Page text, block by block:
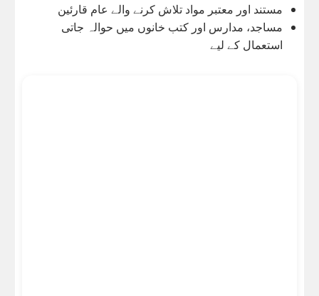
مستند اور معتبر مواد تلاش کرنے والے عام قارئین
مساجد، مدارس اور کتب خانوں میں حوالہ جاتی
استعمال کے لیے